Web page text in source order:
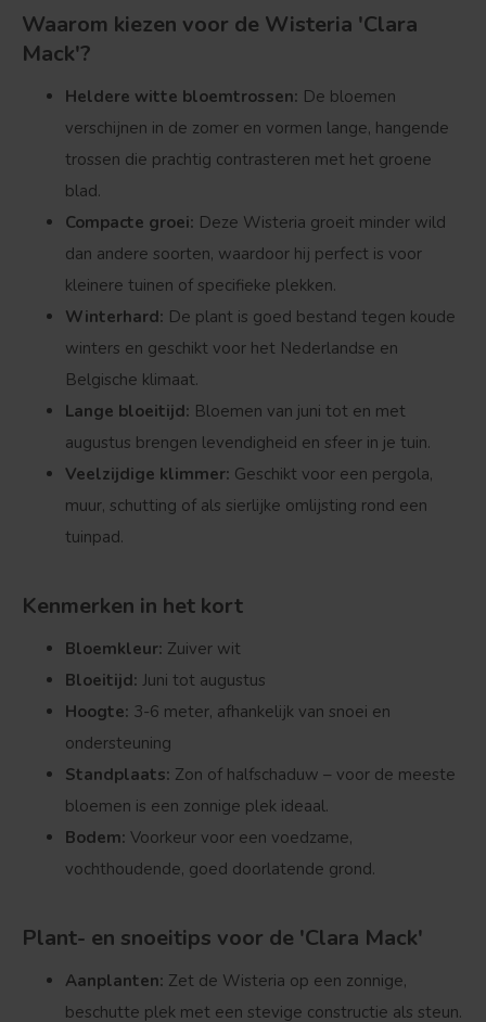
Waarom kiezen voor de Wisteria 'Clara
Mack'?
Heldere witte bloemtrossen: De bloemen
verschijnen in de zomer en vormen lange, hangende
trossen die prachtig contrasteren met het groene
blad.
Compacte groei: Deze Wisteria groeit minder wild
dan andere soorten, waardoor hij perfect is voor
kleinere tuinen of specifieke plekken.
Winterhard: De plant is goed bestand tegen koude
winters en geschikt voor het Nederlandse en
Belgische klimaat.
Lange bloeitijd: Bloemen van juni tot en met
augustus brengen levendigheid en sfeer in je tuin.
Veelzijdige klimmer: Geschikt voor een pergola,
muur, schutting of als sierlijke omlijsting rond een
tuinpad.
Kenmerken in het kort
Bloemkleur: Zuiver wit
Bloeitijd: Juni tot augustus
Hoogte: 3-6 meter, afhankelijk van snoei en
ondersteuning
Standplaats: Zon of halfschaduw – voor de meeste
bloemen is een zonnige plek ideaal.
Bodem: Voorkeur voor een voedzame,
vochthoudende, goed doorlatende grond.
Plant- en snoeitips voor de 'Clara Mack'
Aanplanten: Zet de Wisteria op een zonnige,
beschutte plek met een stevige constructie als steun.